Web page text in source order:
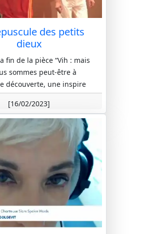
des petits
dieux
fin de la pièce “Vih : mais
sommes peut-être à
découverte, une inspire
vie suspen...
[16/02/2023]